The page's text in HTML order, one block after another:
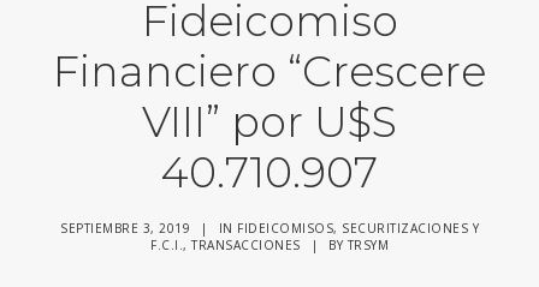
Fideicomiso
Financiero “Crescere
VIII” por U$S
40.710.907
SEPTIEMBRE 3, 2019 | IN FIDEICOMISOS, SECURITIZACIONES Y
F.C.I.,TRANSACCIONES | BYTRSYM